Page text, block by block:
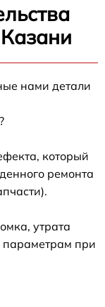
нами детали
который
ремонта
утрата
параметрам при